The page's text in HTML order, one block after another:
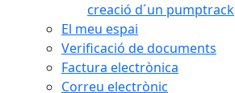
creació d´un pumptrack
El meu espai
Verificació de documents
Factura electrònica
Correu electrònic